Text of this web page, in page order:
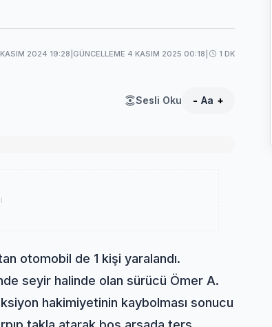
2024 19:28 GÜNCELLEME 4 KASIM 2025 00:18 1 DK
Sesli Oku - Aa +
otomobil de 1 kişi yaralandı.
seyir halinde olan sürücü Ömer A.
hakimiyetinin kaybolması sonucu